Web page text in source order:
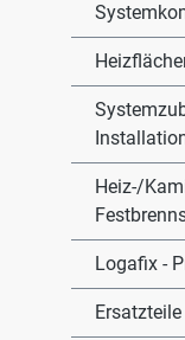
Heiz-/
Logafix -
Ersatzteile